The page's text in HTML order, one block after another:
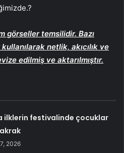
görseller temsilidir. Bazı
netlik, akıcılık ve
edilmiş ve aktarılmıştır.
ilklerin festivalinde çocuklar
2026